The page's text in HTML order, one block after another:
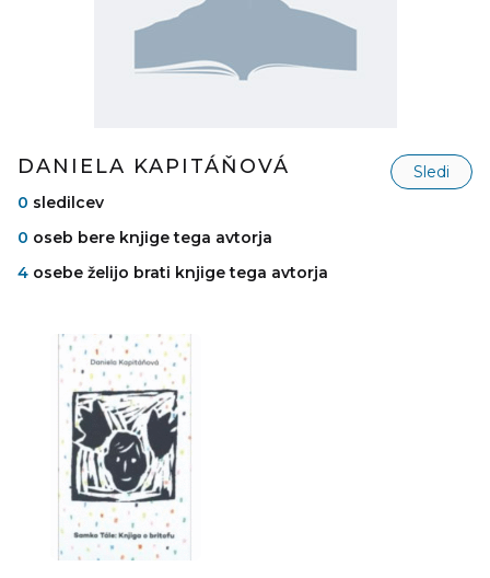
DANIELA KAPITÁŇOVÁ
Sledi
0 sledilcev
0 oseb bere knjige tega avtorja
4 osebe želijo brati knjige tega avtorja